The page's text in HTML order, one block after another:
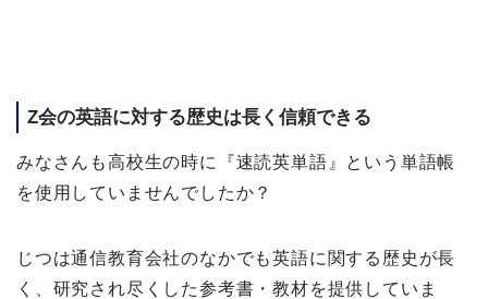
Z会の英語に対する歴史は長く信頼できる
みなさんも高校生の時に『速読英単語』という単語帳
を使用していませんでしたか？
じつは通信教育会社のなかでも英語に関する歴史が長
く、研究され尽くした参考書・教材を提供していま